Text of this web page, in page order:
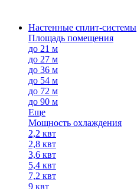
Настенные сплит-системы
Площадь помещения
до 21 м
до 27 м
до 36 м
до 54 м
до 72 м
до 90 м
Еще
Мощность охлаждения
2,2 квт
2,8 квт
3,6 квт
5,4 квт
7,2 квт
9 квт